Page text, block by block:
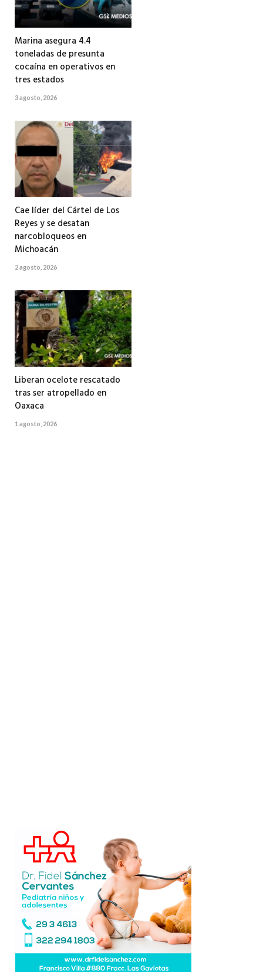
Marina asegura 4.4
toneladas de presunta
cocaína en operativos en
tres estados
3 agosto, 2026
Cae líder del Cártel de Los
Reyes y se desatan
narcobloqueos en
Michoacán
2 agosto, 2026
Liberan ocelote rescatado
tras ser atropellado en
Oaxaca
1 agosto, 2026